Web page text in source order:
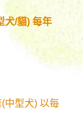
犬/貓) 每年
中型犬) 以每